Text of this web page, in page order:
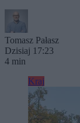
Tomasz Pałasz
Dzisiaj 17:23
4 min
Kraj